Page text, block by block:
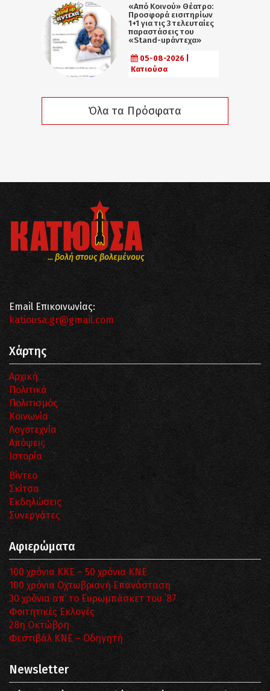
«Από Κοινού» Θέατρο:
Προσφορά εισιτηρίων
1+1 για τις 3 τελευταίες
παραστάσεις του
«Stand-upάντεχα»
05-08-2026 |
Κατιούσα
Όλα τα Πρόσφατα
... βολή στους βολεμένους
Email Επικοινωνίας:
katiousa.gr@gmail.com
Χάρτης
Αρχική
Πολιτικά
Πολιτισμός
Κοινωνία
Λογοτεχνία
Απόψεις
Ιστορία
Βίντεο
Σκίτσα
Εκδηλώσεις
Συνεργάτες
Αφιερώματα
100 χρόνια ΚΚΕ – 50 χρόνια ΚΝΕ
100 χρόνια Οχτωβριανή Επανάσταση
30 χρόνια απ’ το Ευρωμπάσκετ του ΄87
Φοιτητικές Εκλογές
28η Οκτώβρη
Φεστιβάλ ΚΝΕ – Οδηγητή
Newsletter